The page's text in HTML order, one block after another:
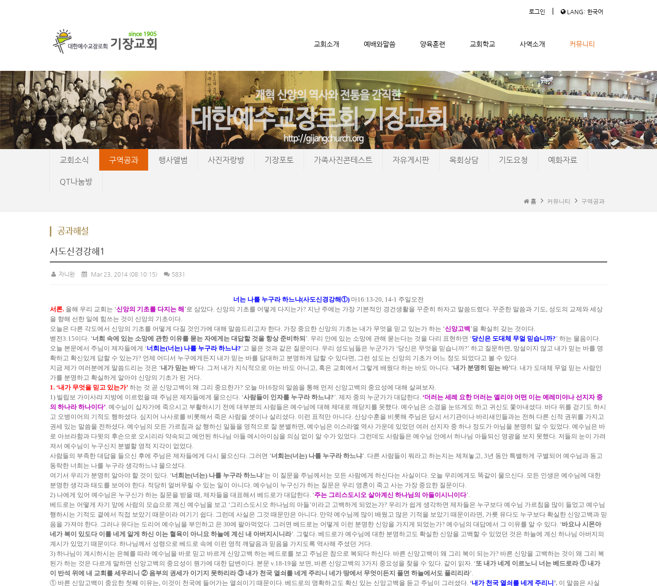
로그인 | LANG: 한국어
교회소개 예배와말씀 양육훈련 교회학교 사역소개 커뮤니티
메뉴 건너뛰기
교회소식 구역공과 행사앨범 사진자랑방 기장포토 가족사진콘테스트 자유게시판 목회상담 기도요청 예화자료
QT나눔방
홈 커뮤니티 구역공과
공과해설
사도신경강해1
자니완 Mar 23, 2014 (08:10:15) 5831
너는 나를 누구라 하느냐(사도신경강해①) 마16:13-20, 14-1 주일오전
서론. 올해 우리 교회는 ‘신앙의 기초를 다지는 해 ’로 삼았다. 신앙의 기초를 어떻게 다지는가? 지난 주에는 가장 기본적인 경건생활을 꾸준히 하자고 말씀드렸다. 꾸준한 말씀과 기도, 성도의 교제와 세상
을 향해 선한 일에 힘쓰는 것이 신앙의 기초이다.
오늘은 다른 각도에서 신앙의 기초를 어떻게 다질 것인가에 대해 말씀드리고자 한다. 가장 중요한 신앙의 기초는 내가 무엇을 믿고 있는가 하는 ‘신앙고백 ’을 확실히 갖는 것이다.
벧전3:15이다. ‘너희 속에 있는 소망에 관한 이유를 묻는 자에게는 대답할 것을 항상 준비하되 ’. 우리 안에 있는 소망에 관해 묻는다는 것을 다리 표현하면 ‘당신은 도대체 무얼 믿습니까?’ 하는 물음이다.
오늘 본문에서 주님이 제자들에게 ‘너희는(너는) 나를 누구라 하느냐?’고 물은 것과 같은 질문이다. 우리 성도님들은 누군가가 ‘당신은 무엇을 믿습니까?’ 하고 질문하면, 망설이지 않고 내가 믿는 바를 명
확하고 확신있게 답할 수 있는가? 언제 어디서 누구에게든지 내가 믿는 바를 담대하고 분명하게 답할 수 있다면, 그런 성도는 신앙의 기초가 어느 정도 되었다고 볼 수 있다.
지금 제가 여러분에게 말씀드리는 것은 ‘내가 믿는 바’다. 그저 내가 지식적으로 아는 바도 아니고, 혹은 교회에서 그렇게 배웠다 하는 바도 아니다. ‘내가 분명히 믿는 바’다. 내가 도대체 무얼 믿는 사람인
가를 분명하고 확실하게 알아야 신앙의 기초가 된 거다.
1. ‘내가 무엇을 믿고 있는가’ 하는 것 곧 신앙고백이 왜 그리 중요한가? 오늘 마16장의 말씀을 통해 먼저 신앙고백의 중요성에 대해 살펴보자.
1) 빌립보 가이사랴 지방에 이르렀을 때 주님은 제자들에게 물으신다. ‘사람들이 인자를 누구라 하느냐?’. 제자 중의 누군가가 대답한다. ‘더러는 세례 요한 더러는 엘리야 어떤 이는 예레미야나 선지자 중
의 하나라 하나이다’. 예수님이 십자가에 죽으시고 부활하시기 전에 대부분의 사람들은 예수님에 대해 제대로 깨닫지를 못했다. 예수님은 소경을 눈뜨게도 하고 귀신도 쫓아내셨다. 바다 위를 걷기도 하시
고 오병이어의 기적도 행하셨다. 심지어 나사로를 비롯해서 죽은 사람을 셋이나 살리셨다. 이런 표적만 아니다. 산상수훈을 비롯해 주님은 당시 서기관이나 바리새인들과는 전혀 다른 신적 권위를 가지고
권세 있는 말씀을 전하셨다. 예수님의 모든 가르침과 삶 행하신 일들을 영적으로 잘 분별하면, 예수님은 이스라엘 역사 가운데 있었던 여러 선지자 중 하나 정도가 아님을 분명히 알 수 있었다. 예수님은 바
로 아브라함과 다윗의 후손으로 오시리라 약속되고 예언된 하나님 아들 메시아이심을 의심 없이 알 수가 있었다. 그런데도 사람들은 예수님 안에서 하나님 아들되신 영광을 보지 못했다. 저들의 눈이 가려
져서 예수님이 누구신지 분별할 영적 지각이 없었다.
사람들의 부족한 대답을 들으신 후에 주님은 제자들에게 다시 물으신다. 그러면 ‘너희는(너는) 나를 누구라 하느냐’. 다른 사람들이 뭐라고 하는지는 제쳐놓고, 3년 동안 특별하게 구별되어 예수님과 동고
동락한 너희는 나를 누구라 생각하느냐 물으셨다.
여기서 우리가 분명히 알아야 할 것이 있다. ‘너희는(너는) 나를 누구라 하느냐’는 이 질문을 주님께서는 모든 사람에게 하신다는 사실이다. 오늘 우리에게도 똑같이 물으신다. 모든 인생은 예수님에 대한
분명한 생각과 태도를 보여야 한다. 적당히 얼버무릴 수 있는 일이 아니다. 예수님이 누구신가 하는 질문은 우리 영혼이 죽고 사는 가장 중요한 질문이다.
2) 나에게 있어 예수님은 누구신가 하는 질문을 받을 때, 제자들을 대표해서 베드로가 대답한다. ‘주는 그리스도시오 살아계신 하나님의 아들이시니이다’.
베드로는 어떻게 자기 앞에 사람의 모습으로 계신 예수님을 보고 ‘그리스도시오 하나님의 아들’이라고 고백하게 되었는가? 우리가 쉽게 생각하면 제자들은 누구보다 예수님 가르침을 많이 들었고 예수님
행하시는 기적도 곁에서 직접 보았기 때문이라 여기기 쉽다. 그런데 사실은 그것 때문만은 아니다. 만약 예수님께 많이 배웠고 많은 기적을 보았기 때문이라면, 가룟 유다도 누구보다 확실한 신앙고백과 믿
음을 가져야 한다. 그러나 유다는 도리어 예수님을 부인하고 은 30에 팔아먹었다. 그러면 베드로는 어떻게 이런 분명한 신앙을 가지게 되었는가? 예수님의 대답에서 그 이유를 알 수 있다. ‘바요나 시몬아
네가 복이 있도다 이를 네게 알게 하신 이는 혈육이 아니요 하늘에 계신 내 아버지시니라’. 그렇다. 베드로가 예수님에 대한 분명하고도 확실한 신앙을 고백할 수 있었던 것은 하늘에 계신 하나님 아버지의
계시가 있었기 때문이다. 하나님께서 성령으로 베드로 속에 이런 영적 깨달음과 믿음을 가지도록 역사해 주셨던 거다.
3) 하나님이 계시하시는 은혜를 따라 예수님을 바로 믿고 바르게 신앙고백 하는 베드로를 보고 주님은 참으로 복되다 하신다. 바른 신앙고백이 왜 그리 복이 되는가? 바른 신앙을 고백하는 것이 왜 그리 복
된가 하는 것은 다르게 말하면 신앙고백의 중요성이 뭔가에 대한 답변이다. 본문 v.18-19을 보면, 바른 신앙고백의 3가지 중요성을 찾을 수 있다. 같이 읽자. ‘또 내가 네게 이르노니 너는 베드로라 ① 내가
이 반석 위에 내 교회를 세우리니 ② 음부의 권세가 이기지 못하리라 ③ 내가 천국 열쇠를 네게 주리니 네가 땅에서 무엇이든지 풀면 하늘에서도 풀리리라’.
① 바른 신앙고백이 중요한 첫째 이유는, 이것이 천국에 들어가는 열쇠이기 때문이다. 베드로의 명확하고도 확신 있는 신앙고백을 듣고 주님이 그러셨다. ‘내가 천국 열쇠를 네게 주리니 ’. 이 말씀은 사실